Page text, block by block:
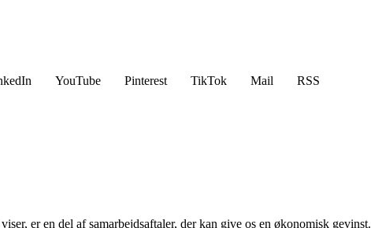
YouTube Pinterest TikTok Mail
RSS
er en del af samarbejdsaftaler, der kan give os en økonomisk gevinst.